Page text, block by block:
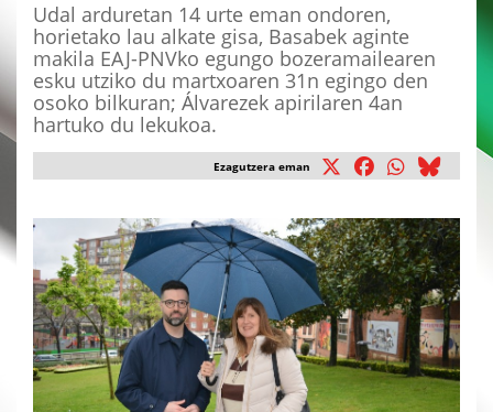
Udal arduretan 14 urte eman ondoren,
horietako lau alkate gisa, Basabek aginte
makila EAJ-PNVko egungo bozeramailearen
esku utziko du martxoaren 31n egingo den
osoko bilkuran; Álvarezek apirilaren 4an
hartuko du lekukoa.
Ezagutzera eman